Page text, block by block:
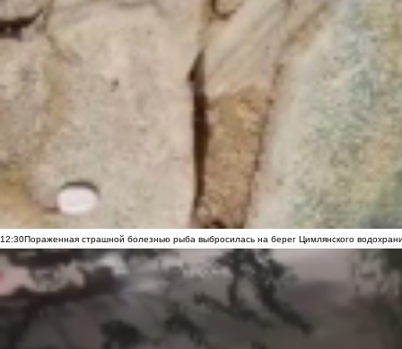
12:30Пораженная страшной болезнью рыба выбросилась на берег Цимлянского